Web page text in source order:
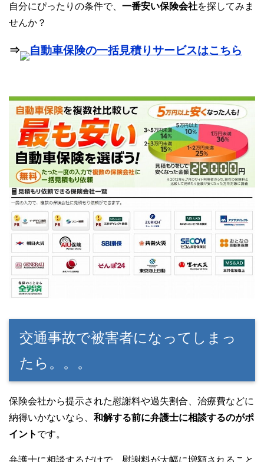
自分にぴったりの条件で、 一番安い保険会社を探してみま
せんか？
⇒ 自動車保険の一括見積りサービスはこちら
交通事故で被害者になってしまっ
たら。。。
保険会社から提示された慰謝料や過失割合、治療費などに
納得いかないなら、 和解する前に弁護士に相談するのがポ
イント です。
弁護士に相談するだけで、慰謝料が大幅に増額されること